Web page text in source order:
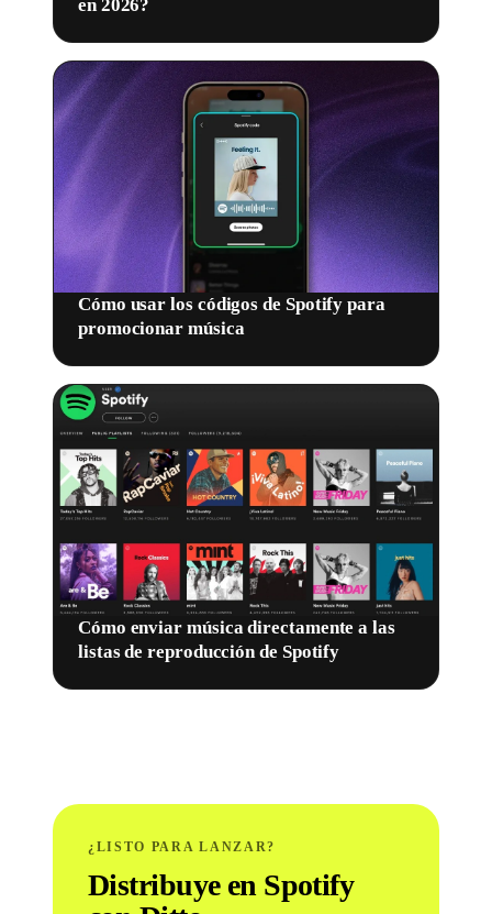
en 2026?
Cómo usar los códigos de Spotify para
promocionar música
Cómo enviar música directamente a las
listas de reproducción de Spotify
¿LISTO PARA LANZAR?
Distribuye en Spotify